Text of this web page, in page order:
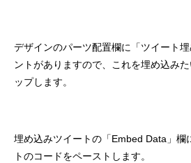
お役立ち情報
デザインのパーツ配置欄に「ツイート
ントがありますので、これを埋め込み
ップします。
埋め込みツイートの「Embed Data」欄
トのコードをペーストします。